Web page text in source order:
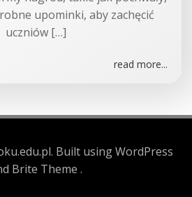
upominki, aby zachęcić
uczniów […]
read more...
Built using WordPress
Brite Theme .